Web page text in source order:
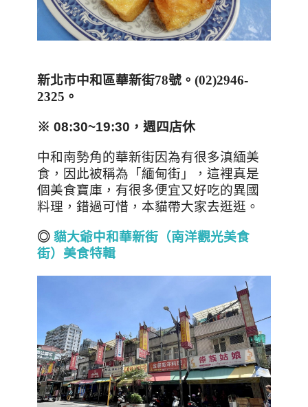
新北市中和區華新街78號。 (02)2946-
2325 。
※ 08:30~19:30，週四店休
中和南勢角的華新街因為有很多滇緬美
食，因此被稱為「緬甸街」，這裡真是
個美食寶庫，有很多便宜又好吃的異國
料理，錯過可惜，本貓帶大家去逛逛 。
◎ 貓大爺中和華新街（南洋觀光美食
街）美食特輯